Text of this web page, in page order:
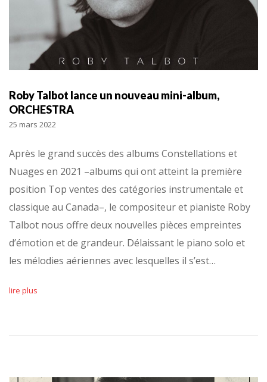
Roby Talbot lance un nouveau mini-album,
ORCHESTRA
25 mars 2022
Après le grand succès des albums Constellations et
Nuages en 2021 –albums qui ont atteint la première
position Top ventes des catégories instrumentale et
classique au Canada–, le compositeur et pianiste Roby
Talbot nous offre deux nouvelles pièces empreintes
d’émotion et de grandeur. Délaissant le piano solo et
les mélodies aériennes avec lesquelles il s’est…
lire plus